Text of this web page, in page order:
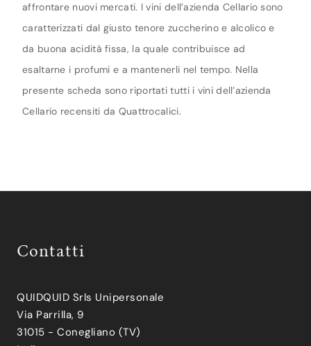
affrontare nuovi mercati. I vini dell’azienda Cellario sono
caratterizzati dal giusto tenore zuccherino e alcolico e
da buona acidità fissa, la quale contribuisce ad
esaltarne i profumi e a mantenerli nel tempo. Nella
presente scheda sono riportati tutti i vini dell’azienda
Cellario recensiti da Quattrocalici.
Contatti
QUIDQUID Srls Unipersonale
Via Parrilla, 9
31015 - Conegliano (TV)